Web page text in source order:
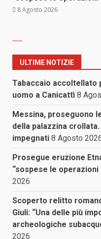
8 Agosto 2026
ULTIME NOTIZIE
Tabaccaio accoltellato
uomo a Canicattì 8
Messina, proseguono
della palazzina
impegnati 8 Agosto
Prosegue eruzione
“sospese le operazioni
2026
Scoperto relitto
Giuli: “Una delle più
archeologiche
2026